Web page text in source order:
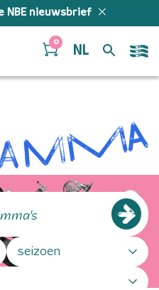
NBE nieuwsbrief
0
NL